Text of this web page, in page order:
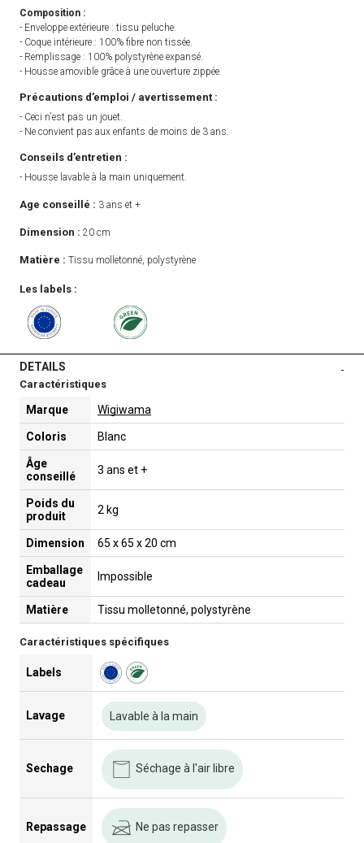
Composition :
- Enveloppe extérieure : tissu peluche.
- Coque intérieure : 100% fibre non tissée.
- Remplissage : 100% polystyrène expansé.
- Housse amovible grâce à une ouverture zippée.
Précautions d’emploi / avertissement :
- Ceci n'est pas un jouet.
- Ne convient pas aux enfants de moins de 3 ans.
Conseils d’entretien :
- Housse lavable à la main uniquement.
Age conseillé : 3 ans et +
Dimension : 20 cm
Matière : Tissu molletonné, polystyrène
Les labels :
DETAILS -
Caractéristiques
Marque Wigiwama
Coloris Blanc
Âge
conseillé
3 ans et +
Poids du
produit
2 kg
Dimension 65 x 65 x 20 cm
Emballage
cadeau
Impossible
Matière Tissu molletonné, polystyrène
Caractéristiques spécifiques
Labels
Lavage Lavable à la main
Sechage Séchage à l'air libre
Repassage Ne pas repasser